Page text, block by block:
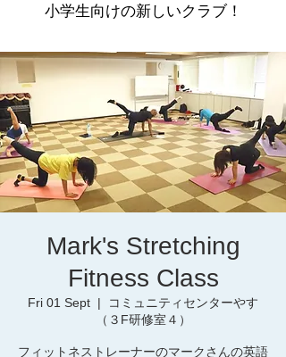
小学生向けの新しいクラブ！
Mark's Stretching
Fitness Class
Fri 01 Sept
  |
コミュニティセンターやす
（３F研修室４）
フィットネストレーナーのマークさんの英語